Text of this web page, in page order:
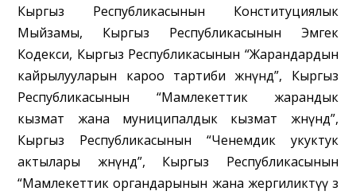
Кыргыз Республикасынын Конституциялык
Мыйзамы, Кыргыз Республикасынын Эмгек
Кодекси, Кыргыз Республикасынын “Жарандардын
кайрылууларын кароо тартиби жөнүндө”, Кыргыз
Республикасынын “Мамлекеттик жарандык
кызмат жана муниципалдык кызмат жөнүндө”,
Кыргыз Республикасынын “Ченемдик укуктук
актылары жөнүндө”, Кыргыз Республикасынын
“Мамлекеттик органдарынын жана жергиликтүү өз